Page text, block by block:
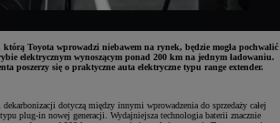
Toyota wprowadzi niebawem na rynek, będzie mogła pochwalić
elektrycznym wynoszącym ponad 200 km na jednym ładowaniu.
poszerzy się o praktyczne auta elektryczne typu range extender.
dotyczą między innymi wprowadzenia do sprzedaży całej
plug-in nowej generacji. Wydajniejsza technologia baterii znacznie